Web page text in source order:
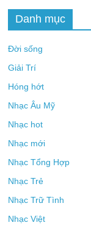
Danh mục
Đời sống
Giải Trí
Hóng hớt
Nhạc Âu Mỹ
Nhạc hot
Nhạc mới
Nhạc Tổng Hợp
Nhạc Trẻ
Nhạc Trữ Tình
Nhạc Việt